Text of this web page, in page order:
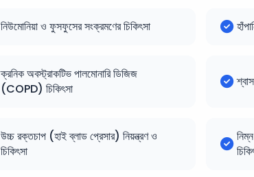
নিউমোনিয়া ও ফুসফুসের সংক্রমণের চিকিৎসা
ক্রনিক অবস্ট্রাকটিভ পালমোনারি ডিজিজ
(COPD) চিকিৎসা
উচ্চ রক্তচাপ (হাই ব্লাড প্রেসার) নিয়ন্ত্রণ ও
চিকিৎসা